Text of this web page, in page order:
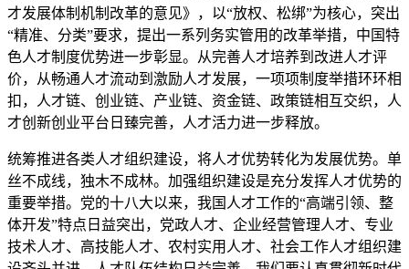
才发展体制机制改革的意见》，以“放权、松绑”为核心，突出
“精准、分类”要求，提出一系列务实管用的改革举措，中国特
色人才制度优势进一步彰显。从完善人才培养到改进人才评
价，从畅通人才流动到激励人才发展，一项项制度举措环环相
扣，人才链、创业链、产业链、资金链、政策链相互交织，人
才创新创业平台日臻完善，人才活力进一步释放。
统筹推进各类人才组织建设，将人才优势转化为发展优势。单
丝不成线，独木不成林。加强组织建设是充分发挥人才优势的
重要举措。党的十八大以来，我国人才工作的“高端引领、整
体开发”特点日益突出，党政人才、企业经营管理人才、专业
技术人才、高技能人才、农村实用人才、社会工作人才组织建